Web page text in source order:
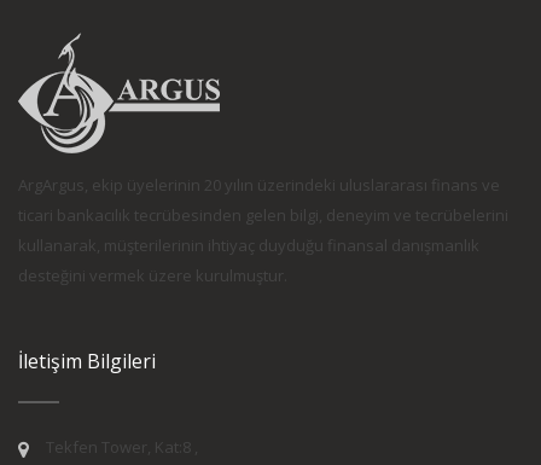
ArgArgus, ekip üyelerinin 20 yılın üzerindeki uluslararası finans ve
ticari bankacılık tecrübesinden gelen bilgi, deneyim ve tecrübelerini
kullanarak, müşterilerinin ihtiyaç duyduğu finansal danışmanlık
desteğini vermek üzere kurulmuştur.
İletişim Bilgileri
Tekfen Tower, Kat:8 ,